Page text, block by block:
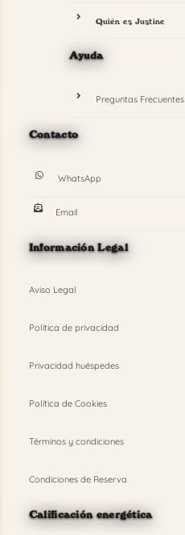
Quién es Justine
Ayuda
Preguntas Frecuentes
Contacto
WhatsApp
Email
Información Legal
Aviso Legal
Política de privacidad
Privacidad huéspedes
Política de Cookies
Términos y condiciones
Condiciones de Reserva
Calificación energética